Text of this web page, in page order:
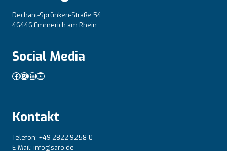
Dechant-Sprünken-Straße 54
46446 Emmerich am Rhein
Social Media
Facebook
Instagram
LinkedIn
YouTube
Kontakt
Telefon: +49 2822 9258-0
E-Mail: info@saro.de